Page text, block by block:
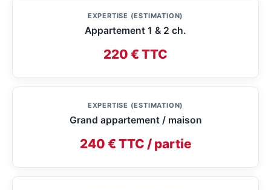
EXPERTISE (ESTIMATION)
Appartement 1 & 2 ch.
220 € TTC
EXPERTISE (ESTIMATION)
Grand appartement / maison
240 € TTC / partie